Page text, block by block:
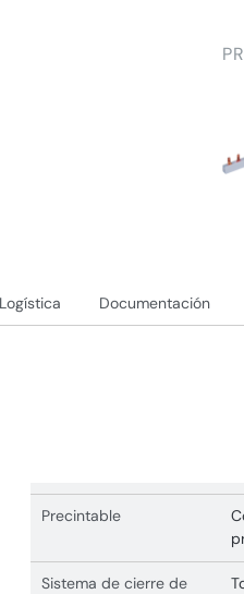
Logística Documentación
Precintable
Sistema de cierre de